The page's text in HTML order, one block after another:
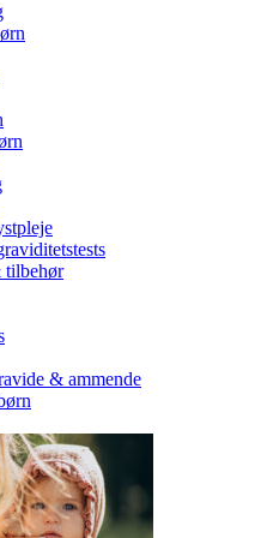
tilbehør
& ammende